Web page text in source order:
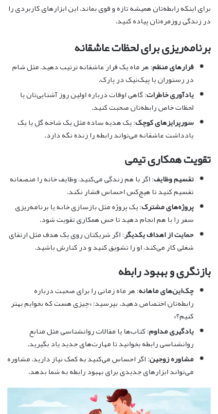
برای اینکه رابطه‌تان همیشه تازه و قوی بماند، این ابزارهای کاربردی را
در زندگی روزمره‌تان پیاده کنید.
برنامه‌ریزی برای لحظات عاشقانه
قرارهای منظم: هر ماه یک قرار عاشقانه ترتیب دهید، مثل شام
در رستوران یا پیک‌نیک در پارک.
یادآوری خاطرات: گاهی اوقات درباره اولین روز آشنایی‌تان یا
لحظات خاص رابطه‌تان صحبت کنید.
سورپرایزهای کوچک: یک هدیه ساده مثل یک شاخه گل یا یک
یادداشت عاشقانه می‌تواند رابطه را زنده نگه دارد.
تقویت همکاری تیمی
تقسیم وظایف: اگر با هم زندگی می‌کنید، وظایف خانه را منصفانه
تقسیم کنید تا هیچ‌کس احساس فشار نکند.
پروژه‌های مشترک: یک پروژه مثل بازسازی خانه یا برنامه‌ریزی
سفر را با هم انجام دهید تا حس همکاری تقویت شود.
حمایت از اهداف یکدیگر: اگر شریکتان روی یک هدف مثل ارتقای
شغلی کار می‌کند، او را تشویق کنید و در کنارش باشید.
بازنگری و بهبود رابطه
چک‌این‌های ماهانه: هر ماه زمانی را برای صحبت درباره
رابطه‌تان اختصاص دهید. بپرسید: «چیزی هست که بخوایم بهتر
کنیم؟»
یادگیری مداوم: کتاب‌ها یا مقالات روانشناسی مثل منابع
روانشناسی رابطه بخوانید تا مهارت‌های جدید یاد بگیرید.
مشاوره زوجین: اگر احساس می‌کنید به کمک نیاز دارید، مشاوره
می‌تواند ابزارهای جدیدی برای بهبود رابطه به شما بدهد.